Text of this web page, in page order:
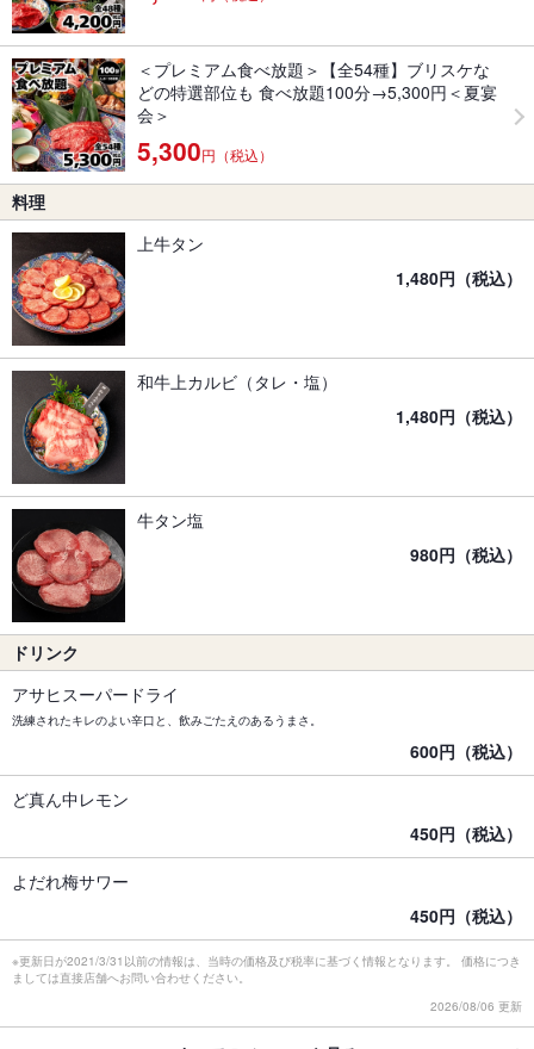
＜プレミアム食べ放題＞【全54種】ブリスケな
どの特選部位も 食べ放題100分→5,300円＜夏宴
会＞
5,300円（税込）
料理
上牛タン
1,480円（税込）
和牛上カルビ（タレ・塩）
1,480円（税込）
牛タン塩
980円（税込）
ドリンク
アサヒスーパードライ
洗練されたキレのよい辛口と、飲みごたえのあるうまさ。
600円（税込）
ど真ん中レモン
450円（税込）
よだれ梅サワー
450円（税込）
※更新日が2021/3/31以前の情報は、当時の価格及び税率に基づく情報となります。 価格につき
ましては直接店舗へお問い合わせください。
2026/08/06 更新